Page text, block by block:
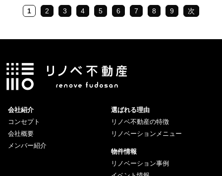
1 2 3 4 5 6 7 8 9 次
会社紹介
コンセプト
会社概要
メンバー紹介
選ばれる理由
リノベ不動産の特徴
リノベーションメニュー
物件情報
リノベーション事例